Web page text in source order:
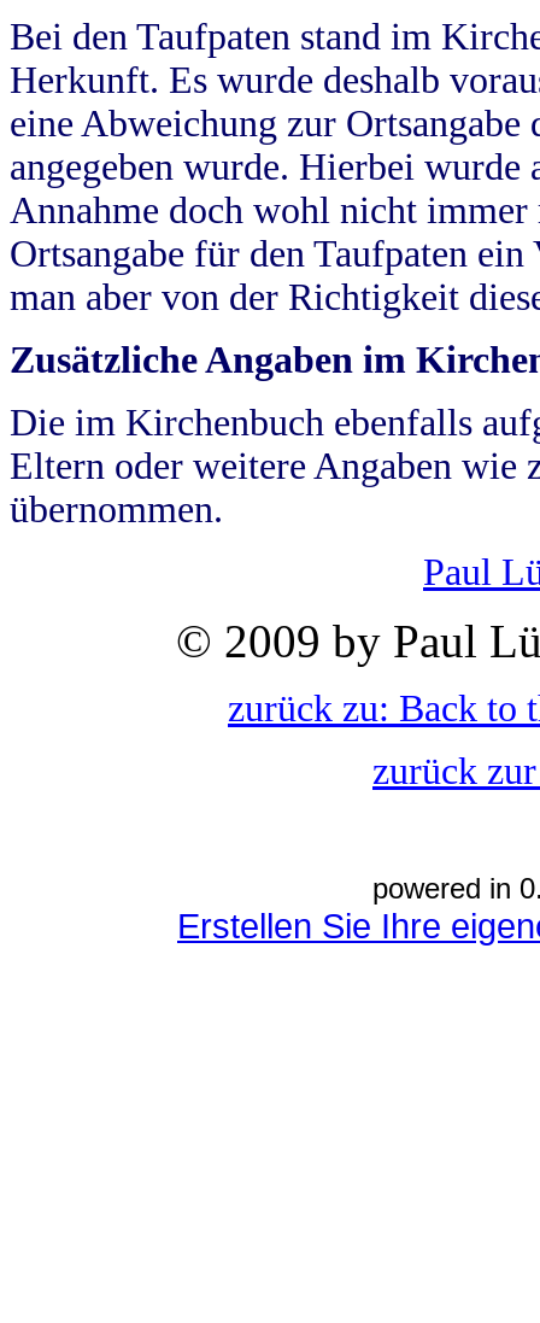
Bei den Taufpaten stand im
Herkunft. Es wurde deshalb
eine Abweichung zur
angegeben wurde. Hierbei wurde
Annahme doch wohl nicht
Ortsangabe für den Taufpaten
man aber von der Richtigkeit
Zusätzliche Angaben im
Die im Kirchenbuch ebenfalls
Eltern oder weitere Angaben wie
übernommen.
Paul
© 2009 by Paul
zurück zu: Back to
zurück
powered in
Erstellen Sie Ihre